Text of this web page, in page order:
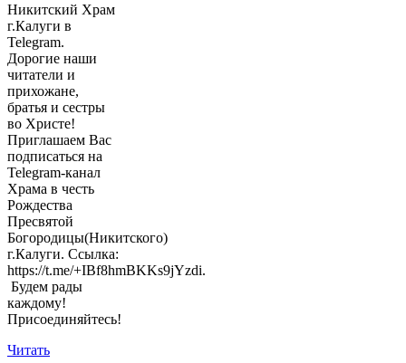
Никитский Храм
г.Калуги в
Telegram.
Дорогие наши
читатели и
прихожане,
братья и сестры
во Христе!
Приглашаем Вас
подписаться на
Telegram-канал
Храма в честь
Рождества
Пресвятой
Богородицы(Никитского)
г.Калуги. Ссылка:
https://t.me/+IBf8hmBKKs9jYzdi.
Будем рады
каждому!
Присоединяйтесь!
Читать